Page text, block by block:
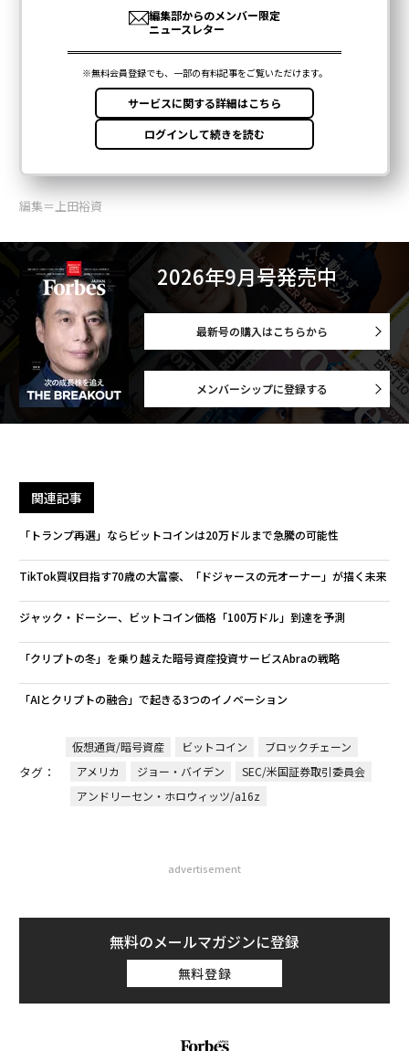
編集＝上田裕資
2026年9月号発売中
最新号の購入はこちらから
メンバーシップに登録する
関連記事
「トランプ再選」ならビットコインは20万ドルまで急騰の可能性
TikTok買収目指す70歳の大富豪、「ドジャースの元オーナー」が描く未来
ジャック・ドーシー、ビットコイン価格「100万ドル」到達を予測
「クリプトの冬」を乗り越えた暗号資産投資サービスAbraの戦略
「AIとクリプトの融合」で起きる3つのイノベーション
タグ：
仮想通貨/暗号資産 ビットコイン
ブロックチェーン
アメリカ
ジョー・バイデン
SEC/米国証券取引委員会
アンドリーセン・ホロウィッツ/a16z
advertisement
無料のメールマガジンに登録
無料登録